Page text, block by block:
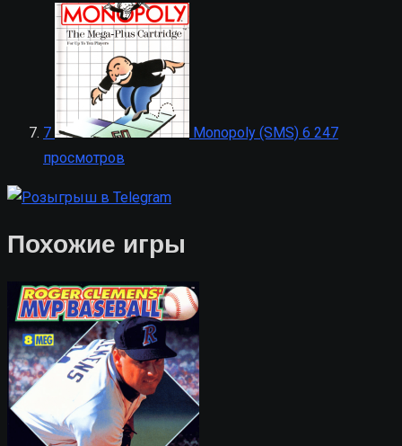
7 Monopoly (SMS) 6 247
просмотров
Похожие игры